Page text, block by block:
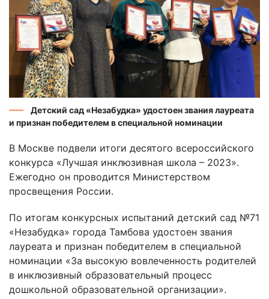
Детский сад «Незабудка» удостоен звания лауреата
и признан победителем в специальной номинации
В Москве подвели итоги десятого всероссийского
конкурса «Лучшая инклюзивная школа – 2023».
Ежегодно он проводится Министерством
просвещения России.
По итогам конкурсных испытаний детский сад №71
«Незабудка» города Тамбова удостоен звания
лауреата и признан победителем в специальной
номинации «За высокую вовлеченность родителей
в инклюзивный образовательный процесс
дошкольной образовательной организации».